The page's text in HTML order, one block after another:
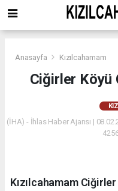
Anasayfa Kızılcahamam
Ciğirler Köyü
(İHA) - İhlas Haber Ajansı |
Kızılcahamam